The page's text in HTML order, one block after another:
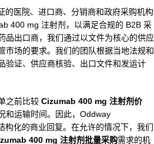
的医院、进口商、分销商和政府采购机构
400 mg 注射剂，以满足合规的 B2B 采
品出口商，我们通过以文件为核心的供应
市场的要求。我们的团队根据当地法规和
验证、供应商核验、出口文件和发运计
之前比较 Cizumab 400 mg 注射剂价
和运输时间。因此，Oddway
构化的商业回复。在允许的情况下，我们
400 mg 注射剂批量采购需求的机